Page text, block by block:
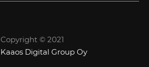
Copyright © 2021
Kaaos Digital Group Oy